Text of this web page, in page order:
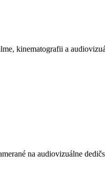
kinematografii a
na audiovizuálne